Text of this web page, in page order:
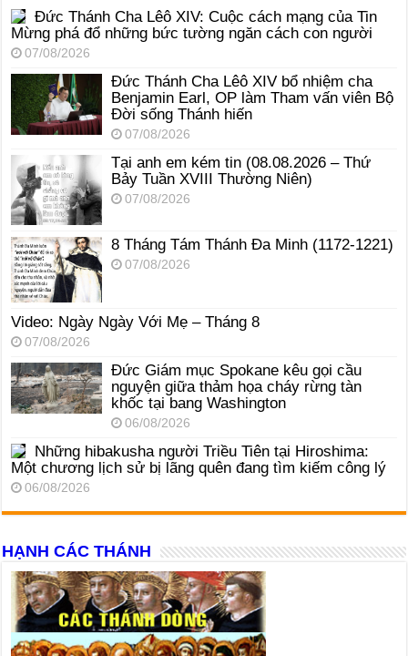
Đức Thánh Cha Lêô XIV: Cuộc cách mạng của Tin
Mừng phá đổ những bức tường ngăn cách con người
07/08/2026
Đức Thánh Cha Lêô XIV bổ nhiệm cha
Benjamin Earl, OP làm Tham vấn viên Bộ
Đời sống Thánh hiến
07/08/2026
Tại anh em kém tin (08.08.2026 – Thứ
Bảy Tuần XVIII Thường Niên)
07/08/2026
8 Tháng Tám Thánh Ða Minh (1172-1221)
07/08/2026
Video: Ngày Ngày Với Mẹ – Tháng 8
07/08/2026
Đức Giám mục Spokane kêu gọi cầu
nguyện giữa thảm họa cháy rừng tàn
khốc tại bang Washington
06/08/2026
Những hibakusha người Triều Tiên tại Hiroshima:
Một chương lịch sử bị lãng quên đang tìm kiếm công lý
06/08/2026
HẠNH CÁC THÁNH